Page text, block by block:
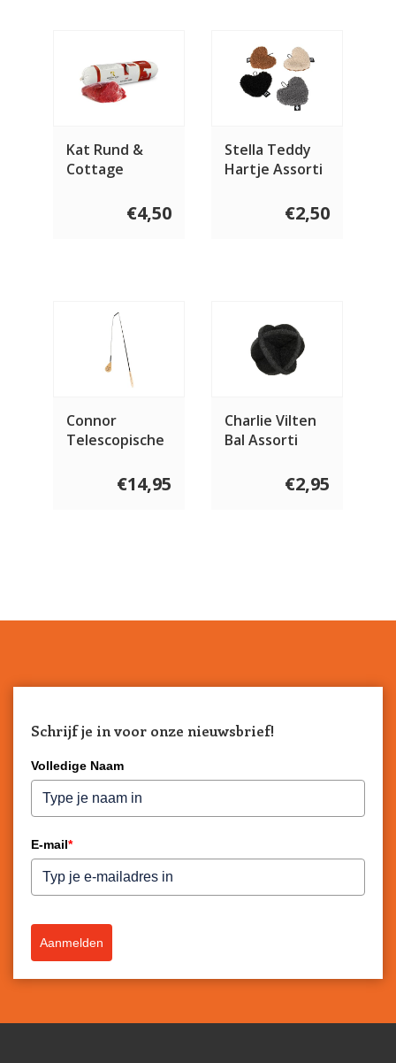
Kat Rund &
Cottage
€4,50
Stella Teddy
Hartje Assorti
€2,50
Connor
Telescopische
€14,95
Charlie Vilten
Bal Assorti
€2,95
Schrijf je in voor onze nieuwsbrief!
Volledige Naam
E-mail*
Aanmelden